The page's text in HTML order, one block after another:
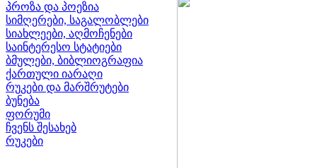
პროზა და პოეზია
სიმღერები, საგალობლები
სიახლეები, აღმოჩენები
საინტერესო სტატიები
ბმულები, ბიბლიოგრაფია
ქართული იარაღი
რუკები და მარშრუტები
ბუნება
ფორუმი
ჩვენს შესახებ
რუკები